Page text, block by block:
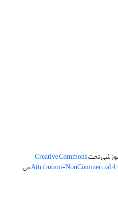
تحتCreative Commons
Attribution-NonCommercialمی